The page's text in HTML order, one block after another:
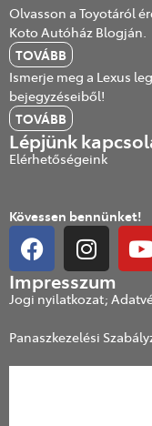
Olvasson a Toyotáról
Koto Autóház Blogján.
TOVÁBB
Ismerje meg a Lexus
bejegyzéseiből!
TOVÁBB
Lépjünk
Elérhetőségeink
Kövessen bennünket!
Impresszum
Jogi nyilatkozat;
Panaszkezelési